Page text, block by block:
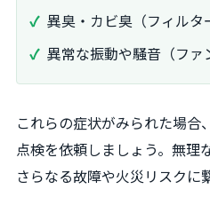
異臭・カビ臭（フィルタ
異常な振動や騒音（ファ
これらの症状がみられた場合
点検を依頼しましょう。無理
さらなる故障や火災リスクに